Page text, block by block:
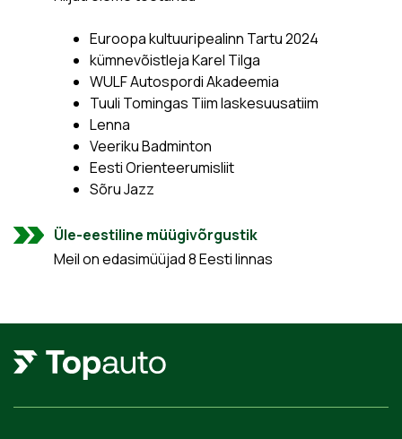
Euroopa kultuuripealinn Tartu 2024
kümnevõistleja Karel Tilga
WULF Autospordi Akadeemia
Tuuli Tomingas Tiim laskesuusatiim
Lenna
Veeriku Badminton
Eesti Orienteerumisliit
Sõru Jazz
Üle-eestiline müügivõrgustik
Meil on edasimüüjad 8 Eesti linnas